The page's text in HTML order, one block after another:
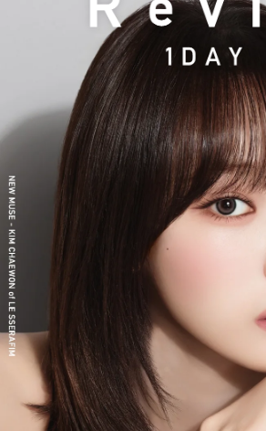
段使いに最適なサークルレンズ、クリアコ
豊富なバリエーションで多くの方々の瞳に